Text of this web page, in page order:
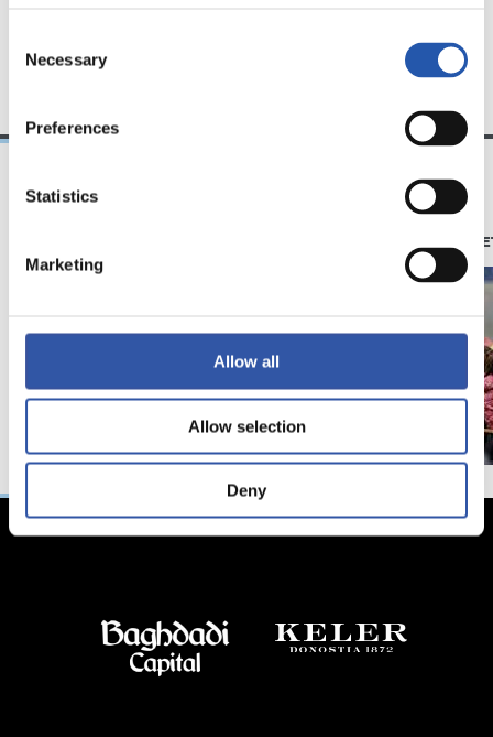
Selection
Necessary
Preferences
Statistics
Marketing
Allow all
Allow selection
Deny
28/12/2024
苏维塔（